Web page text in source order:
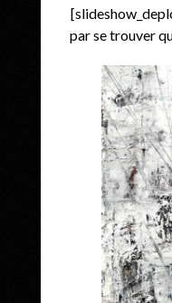
par se trouver